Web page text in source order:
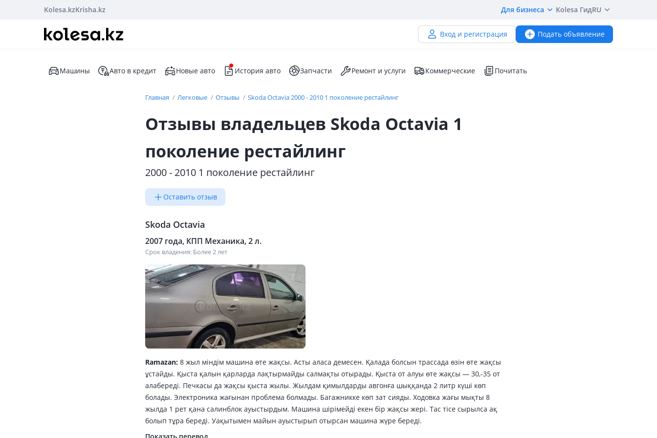
Kolesa.kzKrisha.kz Для бизнеса Kolesa ГидRU
Вход и регистрация Подать объявление
Машины Авто в кредит Новые авто История авто Запчасти Ремонт и услуги Коммерческие Почитать
Главная Легковые Отзывы Skoda Octavia 2000 - 2010 1 поколение рестайлинг
Отзывы владельцев Skoda Octavia 1
поколение рестайлинг
2000 - 2010 1 поколение рестайлинг
Оставить отзыв
Skoda Octavia
2007 года, КПП Механика, 2 л.
Срок владения: Более 2 лет
Ramazan: 8 жыл міндім машина өте жақсы. Асты аласа демесен. Қалада болсын трассада өзін өте жақсы
ұстайды. Қыста қалын қарларда лақтырмайды салмақты отырады. Қыста от алуы өте жақсы — 30,-35 от
алабереді. Печкасы да жақсы қыста жылы. Жылдам қимылдарды авгонға шыққанда 2 литр күші көп
болады. Электроника жағынан проблема болмады. Багажникке көп зат сияды. Ходовка жағы мықты 8
жылда 1 рет қана салинблок ауыстырдым. Машина шірімейді екен бір жақсы жері. Тас тісе сырылса ақ
болып тұра береді. Уақытымен майын ауыстырып отырсан машина жүре береді.